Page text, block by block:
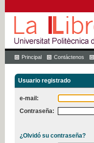
Principal Contáctenos
Usuario registrado
e-mail:
Contraseña:
¿Olvidó su contraseña?